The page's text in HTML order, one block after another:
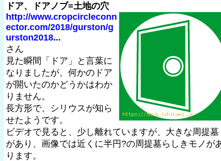
ドア、ドアノブ=土地の穴
http://www.cropcircleconn
ector.com/2018/gurston/g
urston2018...
さん
見た瞬間「ドア」と言葉に
なりましたが、何かのドア
が開いたのかどうかはわか
りません。
長方形で、シリウスが知ら
せたようです。
ビデオで見ると、少し離れていますが、大きな周提墓
があり、画像では近くに半円?の周提墓らしきモノが
ります。